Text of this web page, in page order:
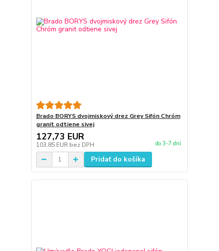
Brado BORYS dvojmiskový drez Grey Sifón Chróm
granit odtiene sivej
127,73 EUR
103,85 EUR bez DPH do 3-7 dní
Pridať do košíka